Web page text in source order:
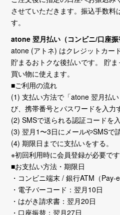
させていただきます。振込手数料
す。
atone 翌月払い（コンビニ/口座振
atone (アトネ) はクレジットカー
貯まるおトクな後払いです。 貯
買い物に使えます。
■ご利用の流れ
(1) 支払い方法で「atone 翌月払
び、携帯番号とパスワードを入力
(2) SMSで送られる認証コードを
(3) 翌月1〜3日にメールやSMSで
(4) 期限日までに支払いをする。
※初回利用時に会員登録が必要です
■お支払い方法・期限日
・コンビニ端末 / 銀行ATM（Pay-
・電子バーコード：翌月10日
・はがき請求書：翌月20日
・口座振替：翌月27日